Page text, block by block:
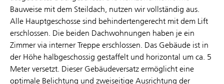
Bauweise mit dem Steildach, nutzen wir vollständig aus.
Alle Hauptgeschosse sind behindertengerecht mit dem Lift
erschlossen. Die beiden Dachwohnungen haben je ein
Zimmer via interner Treppe erschlossen. Das Gebäude ist in
der Höhe halbgeschossig gestaffelt und horizontal um ca. 5
Meter versetzt. Dieser Gebäudeversatz ermöglicht eine
optimale Belichtung und zweiseitige Ausrichtung der